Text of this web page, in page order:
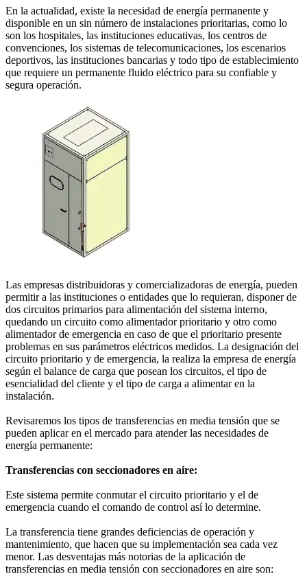
En la actualidad, existe la necesidad de energía permanente y
disponible en un sin número de instalaciones prioritarias, como lo
son los hospitales, las instituciones educativas, los centros de
convenciones, los sistemas de telecomunicaciones, los escenarios
deportivos, las instituciones bancarias y todo tipo de establecimiento
que requiere un permanente fluido eléctrico para su confiable y
segura operación.
Las empresas distribuidoras y comercializadoras de energía, pueden
permitir a las instituciones o entidades que lo requieran, disponer de
dos circuitos primarios para alimentación del sistema interno,
quedando un circuito como alimentador prioritario y otro como
alimentador de emergencia en caso de que el prioritario presente
problemas en sus parámetros eléctricos medidos. La designación del
circuito prioritario y de emergencia, la realiza la empresa de energía
según el balance de carga que posean los circuitos, el tipo de
esencialidad del cliente y el tipo de carga a alimentar en la
instalación.
Revisaremos los tipos de transferencias en media tensión que se
pueden aplicar en el mercado para atender las necesidades de
energía permanente:
Transferencias con seccionadores en aire:
Este sistema permite conmutar el circuito prioritario y el de
emergencia cuando el comando de control así lo determine.
La transferencia tiene grandes deficiencias de operación y
mantenimiento, que hacen que su implementación sea cada vez
menor. Las desventajas más notorias de la aplicación de
transferencias en media tensión con seccionadores en aire son: